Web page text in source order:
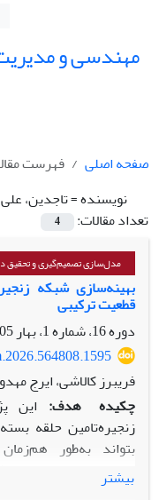
مهندسی و
صفحه اصلی
فهرست
نویسنده =تاجدین، علی
تعداد مقالات:
4
مدل‌سازی تصمیم‌گیری و تحقیق
بهینه‌سازی شبکه
قطعیت ترکیبی
دوره 16، شماره 1، بهار 1405، صفحه
فریبرز کالاشی، ایرج
چکیده
هدف: این
زنجیره‌تامین حلقه
بتواند به‌طور
دیجیتال‌سازی را با
پوشش دهد. اهمیت
بیشتر